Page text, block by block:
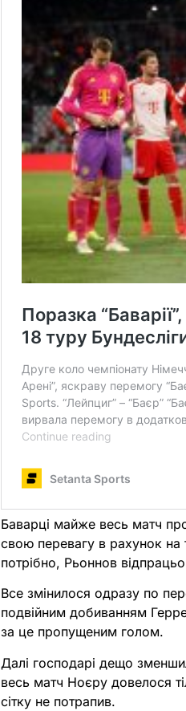
Баварці майже весь матч
свою перевагу в рахунок на
потрібно, Рьоннов
Все змінилося одразу по
подвійним добиванням
за це пропущеним голом.
Далі господарі дещо
весь матч Ноєру довелося
сітку не потрапив.